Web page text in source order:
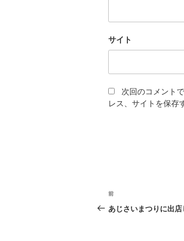
サイト
次回のコメント
レス、サイトを保存
投
稿
前
の
前
あじさいまつりに出店